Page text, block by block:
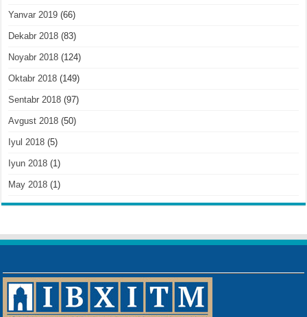
Yanvar 2019 (66)
Dekabr 2018 (83)
Noyabr 2018 (124)
Oktabr 2018 (149)
Sentabr 2018 (97)
Avgust 2018 (50)
Iyul 2018 (5)
Iyun 2018 (1)
May 2018 (1)